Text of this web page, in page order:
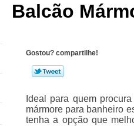
Balcão
Gostou? compartilhe!
Ideal para quem
mármore para banheiro
tenha a opção que